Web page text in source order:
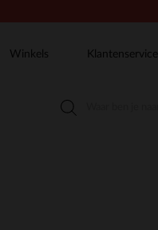
Winkels Klantenservice